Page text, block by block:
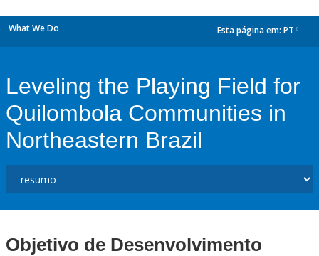
What We Do Esta página em: PT
Leveling the Playing Field for
Quilombola Communities in
Northeastern Brazil
Objetivo de Desenvolvimento